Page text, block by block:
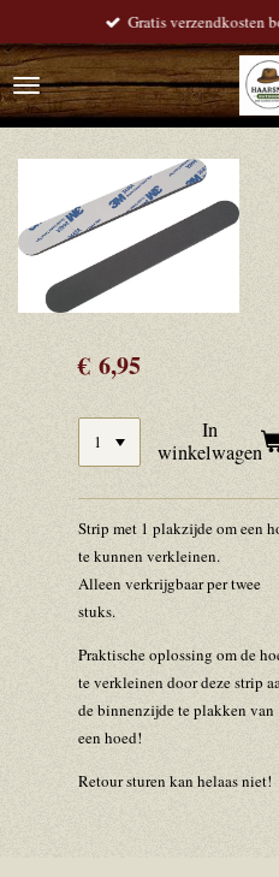
direct
naar
de
Gratis verzendkosten
€ 6,95
In
winkelwagen
Strip met 1 plakzijde om een
te kunnen verkleinen.
Alleen verkrijgbaar per twee
stuks.
Praktische oplossing om de
te verkleinen door deze strip
de binnenzijde te plakken van
een hoed!
Retour sturen kan helaas niet!